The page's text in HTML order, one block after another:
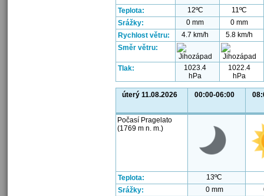
Teplota: 12ºC
11ºC
Srážky:
0 mm
0 mm
Rychlost větru:
4.7 km/h
5.8 km/h
Směr větru:
Tlak:
1023.4
hPa
1022.4
hPa
úterý 11.08.2026 00:00-06:00
Počasí Pragelato
(1769 m n. m.)
Teplota:
13ºC
Srážky:
0 mm